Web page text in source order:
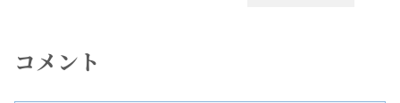
コメント